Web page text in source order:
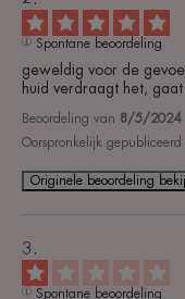
Spontane beoordeling
geweldig voor de
huid verdraagt het,
Beoordeling van 8/5/2024
Oorspronkelijk gepubliceerd
Originele beoordeling
Spontane beoordeling